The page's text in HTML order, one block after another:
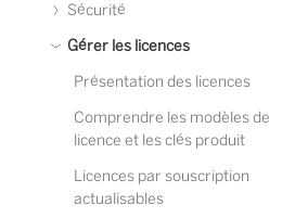
Sécurité
Gérer les licences
Présentation des licences
Comprendre les modèles de
licence et les clés produit
Licences par souscription
actualisables